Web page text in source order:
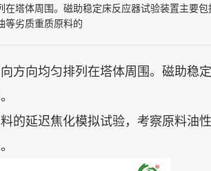
塔体周围。磁助稳定床反应器试验装置主要
等劣质重质原料的
方向均匀排列在塔体周围。磁助稳
的延迟焦化模拟试验，考察原料油